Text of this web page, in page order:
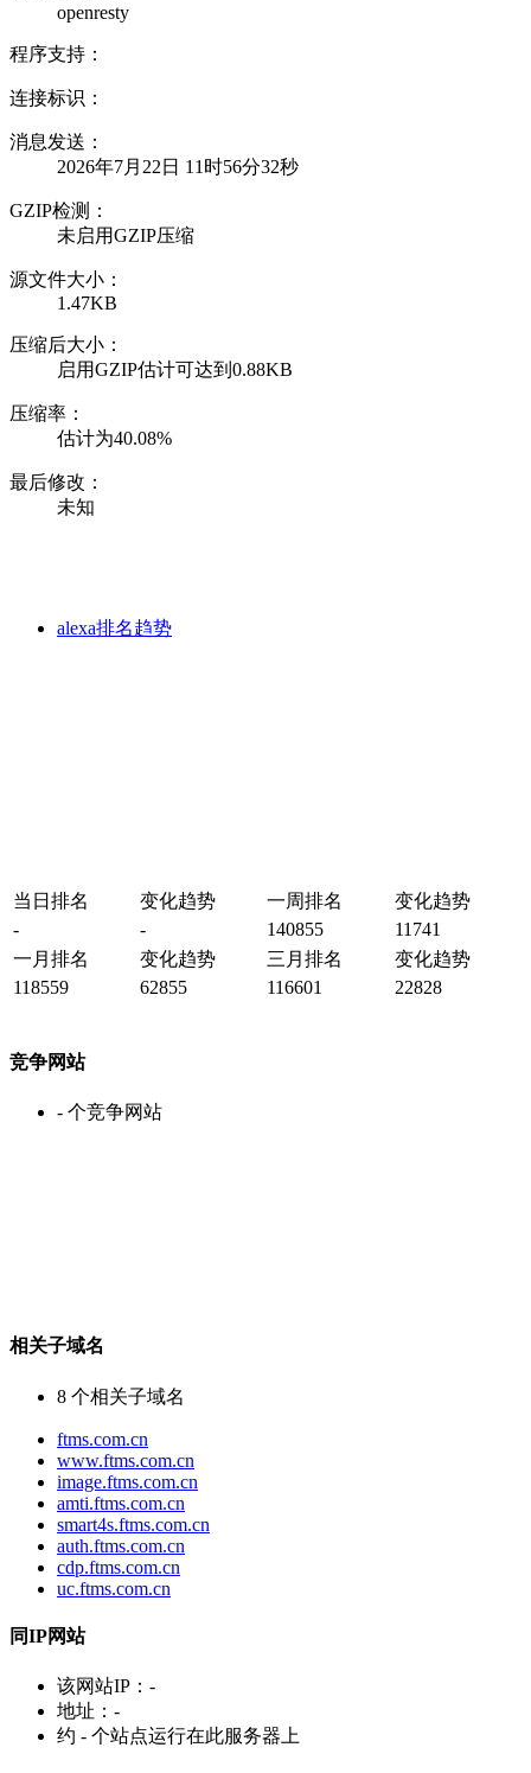
openresty
程序支持：
连接标识：
消息发送：
2026年7月22日 11时56分32秒
GZIP检测：
未启用GZIP压缩
源文件大小：
1.47KB
压缩后大小：
启用GZIP估计可达到0.88KB
压缩率：
估计为40.08%
最后修改：
未知
alexa排名趋势
当日排名 变化趋势 一周排名
变化趋势
-
- 140855
11741
一月排名
变化趋势 三月排名
变化趋势
118559
62855 116601 22828
竞争网站
- 个竞争网站
相关子域名
8 个相关子域名
ftms.com.cn
www.ftms.com.cn
image.ftms.com.cn
amti.ftms.com.cn
smart4s.ftms.com.cn
auth.ftms.com.cn
cdp.ftms.com.cn
uc.ftms.com.cn
同IP网站
该网站IP： -
地址： -
约 - 个站点运行在此服务器上